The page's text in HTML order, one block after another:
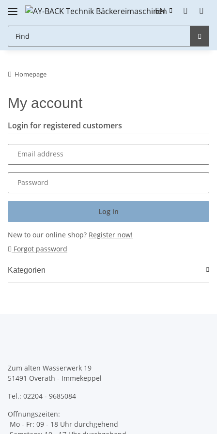
EN
Homepage
My account
Login for registered customers
Email address
Password
Log in
New to our online shop? Register now!
Forgot password
Kategorien
Zum alten Wasserwerk 19
51491 Overath - Immekeppel
Tel.: 02204 - 9685084
Öffnungszeiten:
Mo - Fr: 09 - 18 Uhr durchgehend